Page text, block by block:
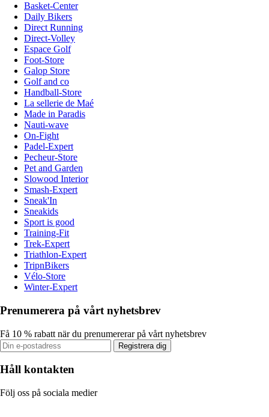
Basket-Center
Daily Bikers
Direct Running
Direct-Volley
Espace Golf
Foot-Store
Galop Store
Golf and co
Handball-Store
La sellerie de Maé
Made in Paradis
Nauti-wave
On-Fight
Padel-Expert
Pecheur-Store
Pet and Garden
Slowood Interior
Smash-Expert
Sneak'In
Sneakids
Sport is good
Training-Fit
Trek-Expert
Triathlon-Expert
TripnBikers
Vélo-Store
Winter-Expert
Prenumerera på vårt nyhetsbrev
Få 10 % rabatt när du prenumererar på vårt nyhetsbrev
Registrera dig
Håll kontakten
Följ oss på sociala medier